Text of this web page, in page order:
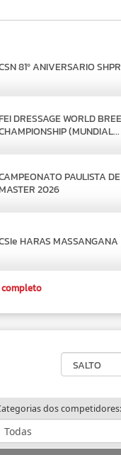
Notícia
81º ANIVERSARIO SHPR
FEI DRESSAGE WORLD
(MUNDIAL...
PAULISTA DE
2026
HARAS MASSANGANA
dos competidores: